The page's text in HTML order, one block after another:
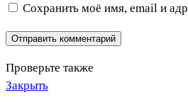
Сохранить моё имя, email и
Проверьте также
Закрыть